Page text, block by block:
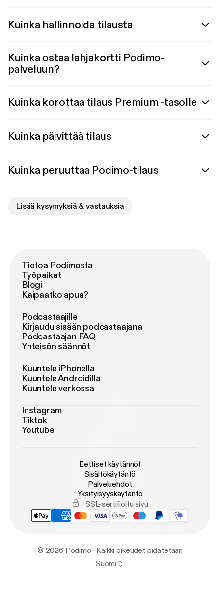
Kuinka hallinnoida tilausta
Kuinka ostaa lahjakortti Podimo-
palveluun?
Kuinka korottaa tilaus Premium -tasolle
Kuinka päivittää tilaus
Kuinka peruuttaa Podimo-tilaus
Lisää kysymyksiä & vastauksia
Tietoa Podimosta
Työpaikat
Blogi
Kaipaatko apua?
Podcastaajille
Kirjaudu sisään podcastaajana
Podcastaajan FAQ
Yhteisön säännöt
Kuuntele iPhonella
Kuuntele Androidilla
Kuuntele verkossa
Instagram
Tiktok
Youtube
Eettiset käytännöt
Sisältökäytäntö
Palveluehdot
Yksityisyyskäytäntö
SSL-sertifioitu sivu
© 2026 Podimo · Kaikki oikeudet pidätetään
Suomi